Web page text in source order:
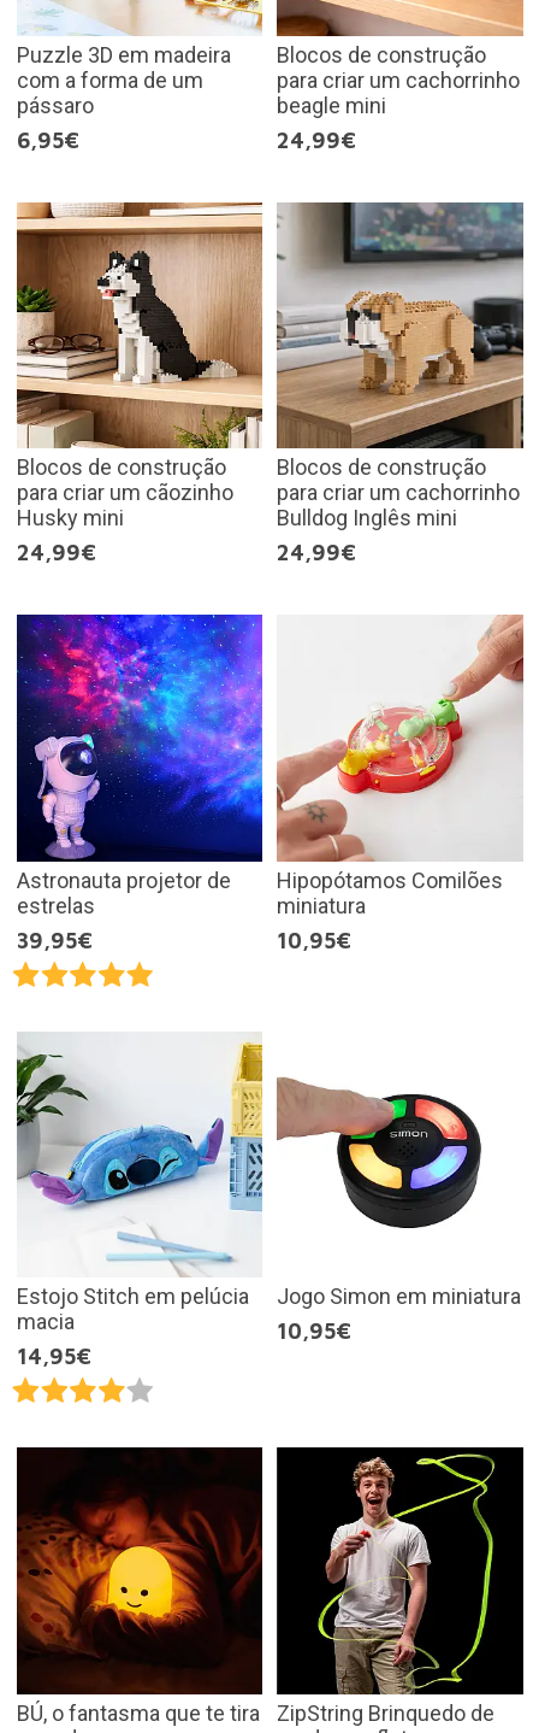
Puzzle 3D em madeira
com a forma de um
pássaro
6,95€
Blocos de construção
para criar um cachorrinho
beagle mini
24,99€
Blocos de construção
para criar um cãozinho
Husky mini
24,99€
Blocos de construção
para criar um cachorrinho
Bulldog Inglês mini
24,99€
Astronauta projetor de
estrelas
39,95€
Hipopótamos Comilões
miniatura
10,95€
Estojo Stitch em pelúcia
macia
14,95€
Jogo Simon em miniatura
10,95€
BÚ, o fantasma que te tira
ZipString Brinquedo de